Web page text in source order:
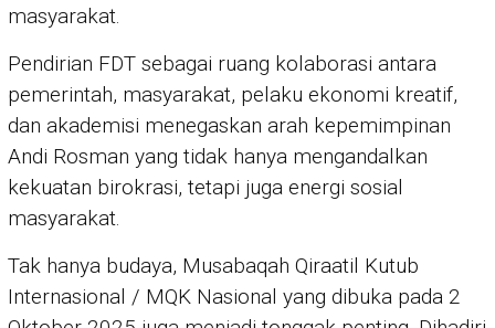
masyarakat.
Pendirian FDT sebagai ruang kolaborasi antara
pemerintah, masyarakat, pelaku ekonomi kreatif,
dan akademisi menegaskan arah kepemimpinan
Andi Rosman yang tidak hanya mengandalkan
kekuatan birokrasi, tetapi juga energi sosial
masyarakat.
Tak hanya budaya, Musabaqah Qiraatil Kutub
Internasional / MQK Nasional yang dibuka pada 2